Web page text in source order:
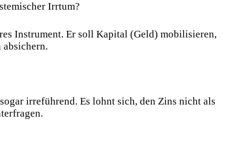
Irrtum?
Instrument. Er soll Kapital (Geld) mobilisieren,
irreführend. Es lohnt sich, den Zins nicht als